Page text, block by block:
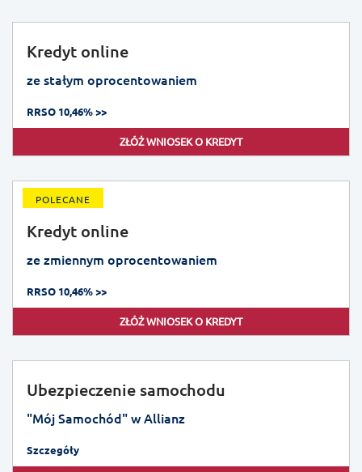
Kredyt online
ze stałym oprocentowaniem
RRSO 10,46% >>
ZŁÓŻ WNIOSEK O KREDYT
POLECANE
Kredyt online
ze zmiennym oprocentowaniem
RRSO 10,46% >>
ZŁÓŻ WNIOSEK O KREDYT
Ubezpieczenie samochodu
"Mój Samochód" w Allianz
Szczegóły